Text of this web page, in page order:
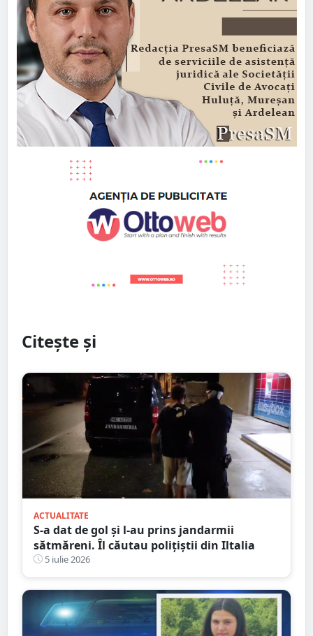
Citește și
ACTUALITATE
S-a dat de gol și l-au prins jandarmii
sătmăreni. Îl căutau polițiștii din Iltalia
5 iulie 2026